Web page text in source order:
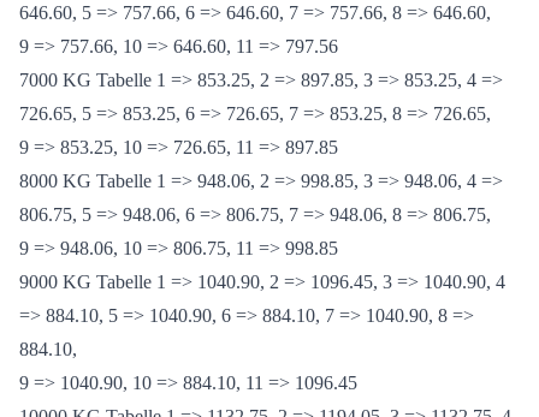
6000 KG Tabelle 1 => 757.66, 2 => 797.56, 3 => 757.66, 4 =>
646.60, 5 => 757.66, 6 => 646.60, 7 => 757.66, 8 => 646.60,
9 => 757.66, 10 => 646.60, 11 => 797.56
7000 KG Tabelle 1 => 853.25, 2 => 897.85, 3 => 853.25, 4 =>
726.65, 5 => 853.25, 6 => 726.65, 7 => 853.25, 8 => 726.65,
9 => 853.25, 10 => 726.65, 11 => 897.85
8000 KG Tabelle 1 => 948.06, 2 => 998.85, 3 => 948.06, 4 =>
806.75, 5 => 948.06, 6 => 806.75, 7 => 948.06, 8 => 806.75,
9 => 948.06, 10 => 806.75, 11 => 998.85
9000 KG Tabelle 1 => 1040.90, 2 => 1096.45, 3 => 1040.90, 4
=> 884.10, 5 => 1040.90, 6 => 884.10, 7 => 1040.90, 8 =>
884.10,